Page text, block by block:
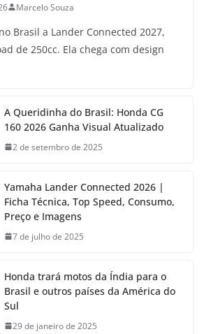
Marcelo Souza
Brasil a Lander Connected 2027,
de 250cc. Ela chega com design
A Queridinha do Brasil: Honda CG
160 2026 Ganha Visual Atualizado
2 de setembro de 2025
Yamaha Lander Connected 2026 |
Ficha Técnica, Top Speed, Consumo,
Preço e Imagens
7 de julho de 2025
Honda trará motos da Índia para o
Brasil e outros países da América do
Sul
29 de janeiro de 2025